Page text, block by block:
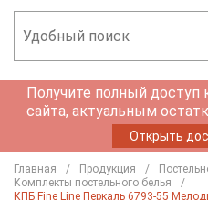
Получите полный
сайта, актуальным
Открыть
Главная Продукция
Комплекты постельного белья
КПБ Fine Line Перкаль 6793-55